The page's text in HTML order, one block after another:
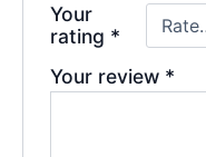
Your
rating *
Your review *